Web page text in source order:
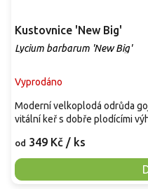
Kustovnice 'New Big'
Lycium barbarum 'New Big'
Vyprodáno
od 349 Kč / ks
Moderní velkoplodá odrůda
vitální keř s dobře plodícími